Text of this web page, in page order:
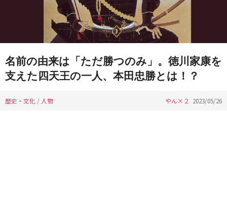
名前の由来は「ただ勝つのみ」。徳川家康を
支えた四天王の一人、本田忠勝とは！？
歴史・文化 / 人物 やん×２ 2023/05/26